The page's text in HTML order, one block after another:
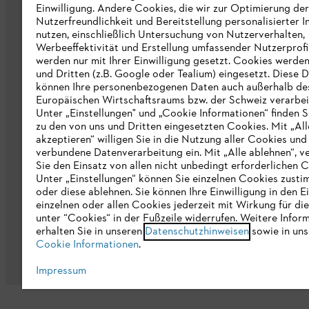
Katalog
Informationen für Lieferanten
STIHL Hinweisgebersystem
Datenschutz Impressum Cookies
Einwilligung. Andere Cookies, die wir zur Optimierung der
Nutzerfreundlichkeit und Bereitstellung personalisierter
nutzen, einschließlich Untersuchung von Nutzerverhalten,
Werbeeffektivität und Erstellung umfassender
werden nur mit Ihrer Einwilligung gesetzt. Cookies
und Dritten (z.B. Google oder Tealium) eingesetzt. Diese
können Ihre personenbezogenen Daten auch außerhalb
Europäischen Wirtschaftsraums bzw. der Schweiz
Unter „Einstellungen" und „Cookie Informationen“ finden
zu den von uns und Dritten eingesetzten Cookies. Mit
akzeptieren“ willigen Sie in die Nutzung aller Cookies
verbundene Datenverarbeitung ein. Mit „Alle ablehnen“,
Sie den Einsatz von allen nicht unbedingt erforderlichen
Unter „Einstellungen“ können Sie einzelnen Cookies
oder diese ablehnen. Sie können Ihre Einwilligung in den
einzelnen oder allen Cookies jederzeit mit Wirkung für
unter “Cookies“ in der Fußzeile widerrufen. Weitere
erhalten Sie in unseren Datenschutzhinweisensowie in
Cookie Informationen.
Impressum